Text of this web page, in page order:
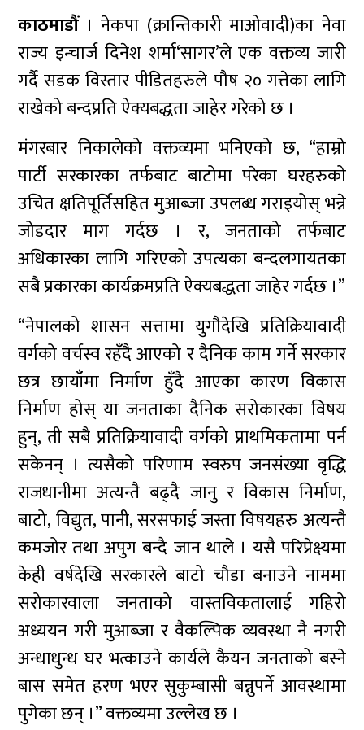
काठमाडौं। नेकपा (क्रान्तिकारी माओवादी)का नेवा
राज्य इन्चार्ज दिनेश शर्मा‘सागर’ले एक वक्तव्य जारी
गर्दै सडक विस्तार पीडितहरुले पौष २० गत्तेका लागि
राखेको बन्दप्रति ऐक्यबद्धता जाहेर गरेको छ ।
मंगरबार निकालेको वक्तव्यमा भनिएको छ, “हाम्रो
पार्टी सरकारका तर्फबाट बाटोमा परेका घरहरुको
उचित क्षतिपूर्तिसहित मुआब्जा उपलब्ध गराइयोस् भन्ने
जोडदार माग गर्दछ । र, जनताको तर्फबाट
अधिकारका लागि गरिएको उपत्यका बन्दलगायतका
सबै प्रकारका कार्यक्रमप्रति ऐक्यबद्धता जाहेर गर्दछ ।”
“नेपालको शासन सत्तामा युगौदेखि प्रतिक्रियावादी
वर्गको वर्चस्व रहँदै आएको र दैनिक काम गर्ने सरकार
छत्र छायाँमा निर्माण हुँदै आएका कारण विकास
निर्माण होस् या जनताका दैनिक सरोकारका विषय
हुन्, ती सबै प्रतिक्रियावादी वर्गको प्राथमिकतामा पर्न
सकेनन् । त्यसैको परिणाम स्वरुप जनसंख्या वृद्धि
राजधानीमा अत्यन्तै बढ्दै जानु र विकास निर्माण,
बाटो, विद्युत, पानी, सरसफाई जस्ता विषयहरु अत्यन्तै
कमजोर तथा अपुग बन्दै जान थाले । यसै परिप्रेक्ष्यमा
केही वर्षदेखि सरकारले बाटो चौडा बनाउने नाममा
सरोकारवाला जनताको वास्तविकतालाई गहिरो
अध्ययन गरी मुआब्जा र वैकल्पिक व्यवस्था नै नगरी
अन्धाधुन्ध घर भत्काउने कार्यले कैयन जनताको बस्ने
बास समेत हरण भएर सुकुम्बासी बन्नुपर्ने आवस्थामा
पुगेका छन् ।” वक्तव्यमा उल्लेख छ ।